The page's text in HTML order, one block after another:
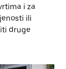
i za
ili
druge